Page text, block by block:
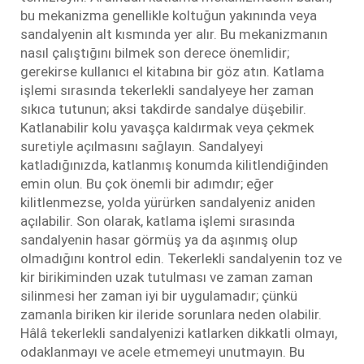
bu mekanizma genellikle koltuğun yakınında veya
sandalyenin alt kısmında yer alır. Bu mekanizmanın
nasıl çalıştığını bilmek son derece önemlidir;
gerekirse kullanıcı el kitabına bir göz atın. Katlama
işlemi sırasında tekerlekli sandalyeye her zaman
sıkıca tutunun; aksi takdirde sandalye düşebilir.
Katlanabilir kolu yavaşça kaldırmak veya çekmek
suretiyle açılmasını sağlayın. Sandalyeyi
katladığınızda, katlanmış konumda kilitlendiğinden
emin olun. Bu çok önemli bir adımdır; eğer
kilitlenmezse, yolda yürürken sandalyeniz aniden
açılabilir. Son olarak, katlama işlemi sırasında
sandalyenin hasar görmüş ya da aşınmış olup
olmadığını kontrol edin. Tekerlekli sandalyenin toz ve
kir birikiminden uzak tutulması ve zaman zaman
silinmesi her zaman iyi bir uygulamadır; çünkü
zamanla biriken kir ileride sorunlara neden olabilir.
Hâlâ tekerlekli sandalyenizi katlarken dikkatli olmayı,
odaklanmayı ve acele etmemeyi unutmayın. Bu